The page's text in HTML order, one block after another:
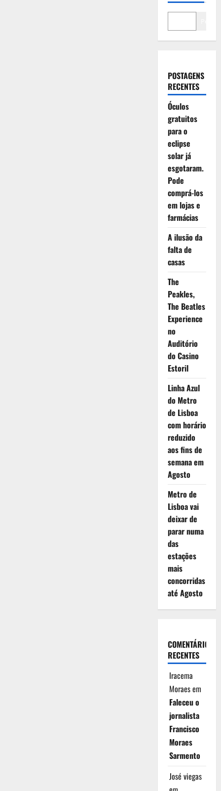
POSTAGENS
RECENTES
Óculos
gratuitos
para o
eclipse
solar já
esgotaram.
Pode
comprá-los
em lojas e
farmácias
A ilusão da
falta de
casas
The
Peakles,
The Beatles
Experience
no
Auditório
do Casino
Estoril
Linha Azul
do Metro
de Lisboa
com horário
reduzido
aos fins de
semana em
Agosto
Metro de
Lisboa vai
deixar de
parar numa
das
estações
mais
concorridas
até Agosto
COMENTÁRIOS
RECENTES
Iracema
Moraesem
Faleceu o
jornalista
Francisco
Moraes
Sarmento
José viegas